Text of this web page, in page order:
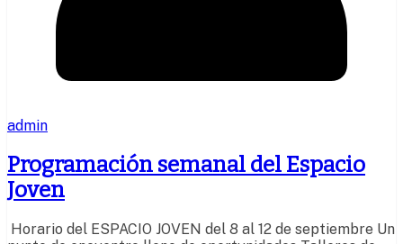
admin
Programación semanal del Espacio
Joven
Horario del ESPACIO JOVEN del 8 al 12 de septiembre Un